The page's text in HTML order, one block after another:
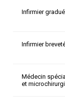
Infirmier
Infirmier
Médecin
et